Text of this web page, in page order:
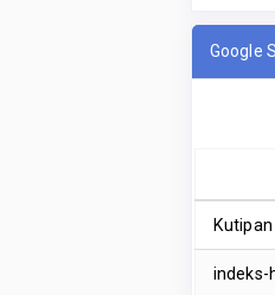
Google
Kutipan
indeks-